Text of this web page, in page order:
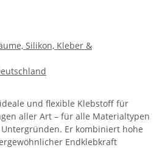
Silikon, Kleber &
und flexible Klebstoff für
aller Art – für alle Materialtypen
Er kombiniert hohe
Endklebkraft